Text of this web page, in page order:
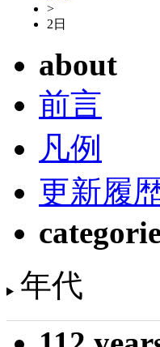
>
2日
about
前言
凡例
更新履
年代